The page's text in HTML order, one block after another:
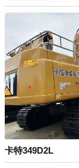
卡特349D2L